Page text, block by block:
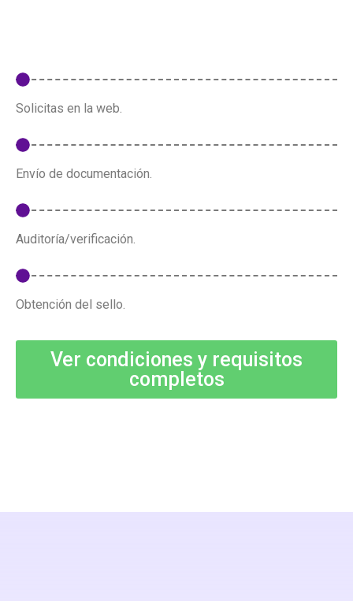
Solicitas en la web.
Envío de documentación.
Auditoría/verificación.
Obtención del sello.
Ver condiciones y requisitos
completos